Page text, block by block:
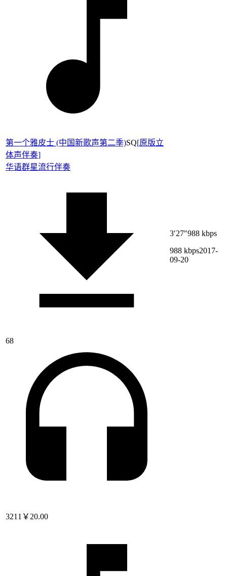
第一个雅皮士 (中国新歌声第二季)SQ[原版立
体声伴奏]
华语群星流行伴奏
68
3211 ￥20.00
3′27″988 kbps
988 kbps2017-
09-20